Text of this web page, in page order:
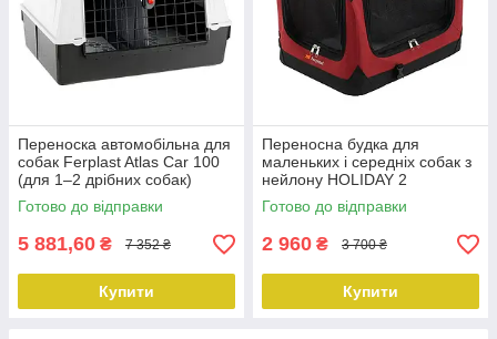
Переноска автомобільна для
собак Ferplast Atlas Car 100
(для 1–2 дрібних собак)
Готово до відправки
5 881,60 ₴ 7 352 ₴
Купити
Переносна будка для
маленьких і середніх собак з
нейлону HOLIDAY 2
Готово до відправки
2 960 ₴ 3 700 ₴
Купити